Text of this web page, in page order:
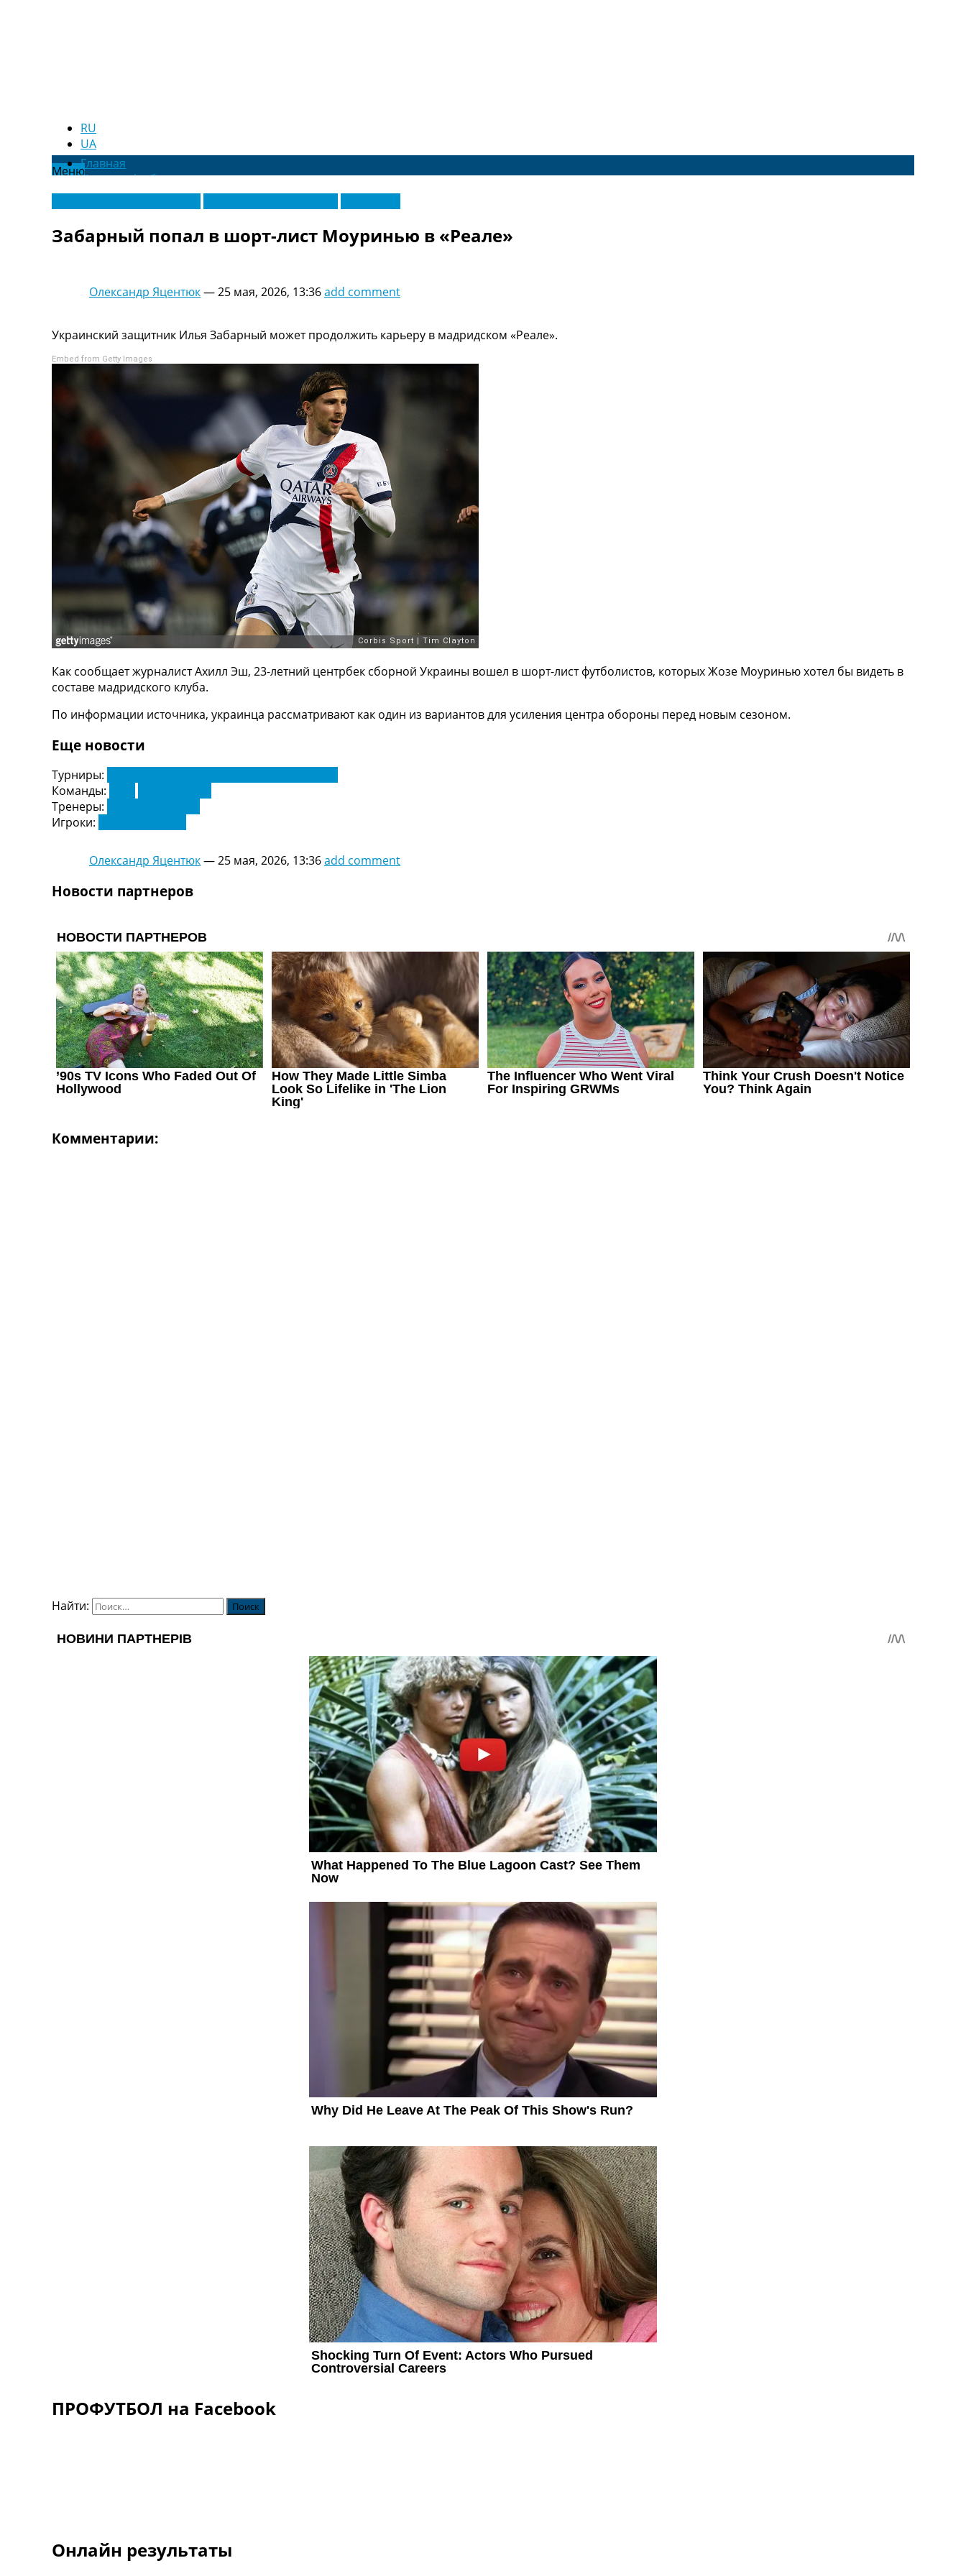
RU
UA
МенюГлавная
Новости футбола
Видео
Трансферы
Новости футбола Украины
Последние комментарии
Рейтинги
Турниры
Чемпионат Мира
Украина. Премьер-Лига
Украина. Первая Лига
Лига Чемпионов
Англия. Премьер Лига
Испания. Ла Лига
Другие Турниры >>>
Таблицы групп Чемпионата Мира
Украина. Премьер-Лига
Украина. Первая Лига
Лига Чемпионов. Таблицы групп
Англия. Премьер-Лига
Испания. Ла Лига
Все таблицы >>>
Рейтинги
Рейтинг стран УЕФА
Рейтинг клубов УЕФА
Рейтинг ФИФА
ТВ программа
RU
UA
Categories
Новости футбола
Конкурс прогнозов
Логин
Правила
Турниры
Чемпионат Мира
Украина. Премьер-Лига
Украина. Первая Лига
Лига Чемпионов
Англия. Премьер Лига
Испания. Ла Лига
Другие Турниры >>>
Таблицы
Таблицы групп Чемпионата Мира
Украина. Премьер-Лига
Англия. Премьер-Лига
Испания. Ла Лига
Забарный попал в шорт-лист Моуринью в «Реале»
Олександр Яцентюк—25 мая, 2026, 13:36add comment
Украинский защитник Илья Забарный может продолжить карьеру в мадридском «Реале».
Embed from Getty Images
Как сообщает журналист Ахилл Эш, 23-летний центрбек сборной Украины вошел в шорт-лист футболистов, которых Жозе Моуринью хотел бы видеть в
составе мадридского клуба.
По информации источника, украинца рассматривают как один из вариантов для усиления центра обороны перед новым сезоном.
Еще новости
Турниры:
Команды:
Тренеры:
Игроки:
Олександр Яцентюк—25 мая, 2026, 13:36add comment
Новости партнеров
Комментарии:
Найти:
ПРОФУТБОЛ на Facebook
Онлайн результаты